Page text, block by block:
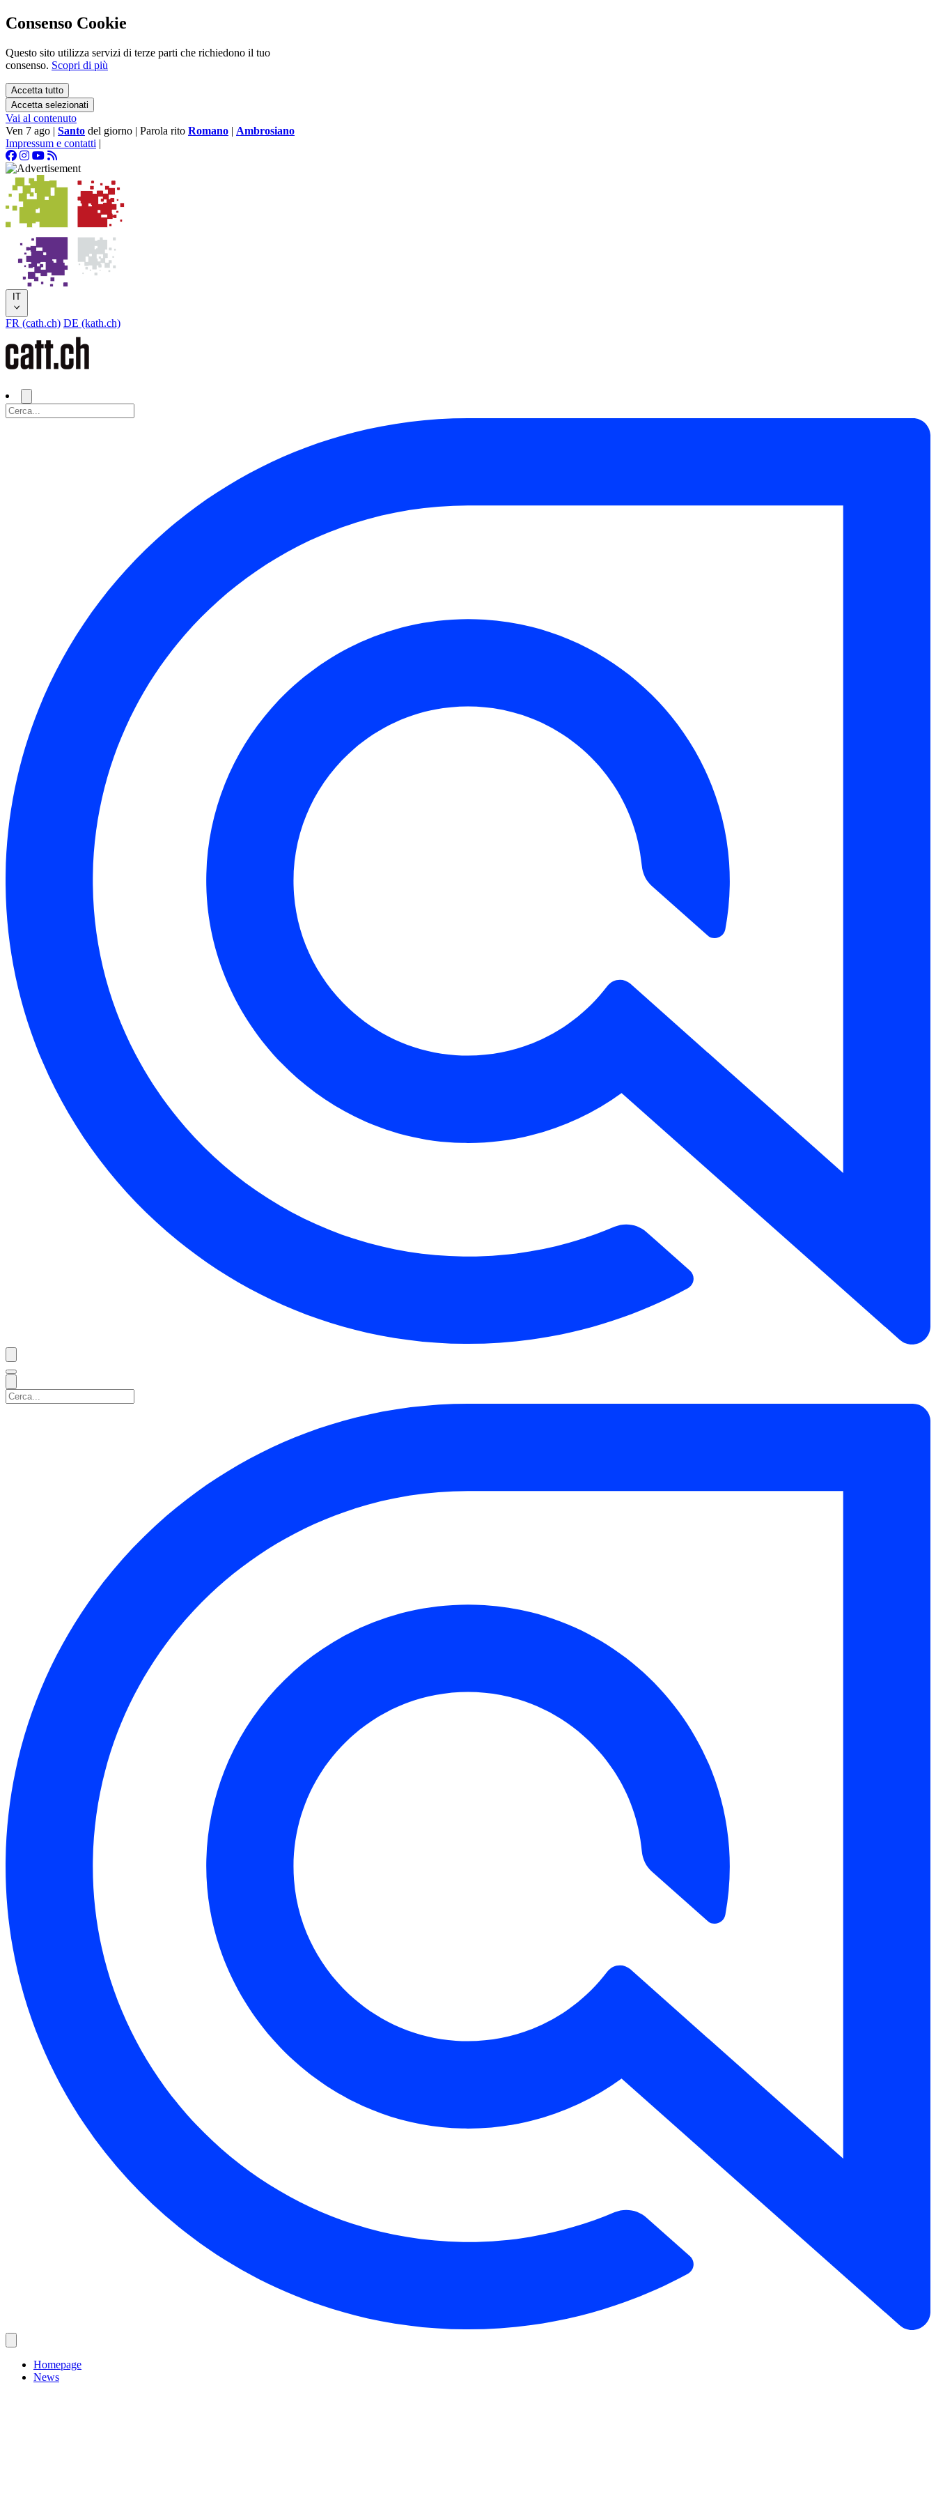
Consenso Cookie
Questo sito utilizza servizi di terze parti che richiedono il tuo
consenso. Scopri di più
Accetta tutto
Accetta selezionati
Vai al contenuto
Ven 7 ago | Santo del giorno | Parola rito Romano | Ambrosiano
Impressum e contatti |
IT
FR (cath.ch) DE (kath.ch)
Homepage
News